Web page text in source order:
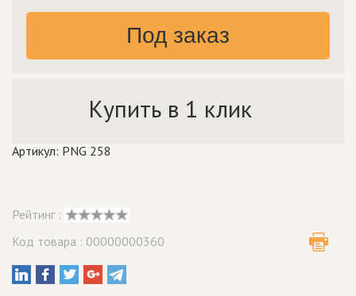
Под заказ
Купить в 1 клик
Артикул: PNG 258
Рейтинг :
Код товара : 00000000360